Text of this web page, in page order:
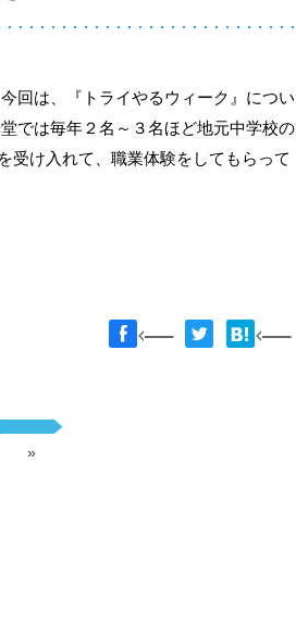
回は、『トライやるウィーク』につい
では毎年２名～３名ほど地元中学校の
受け入れて、職業体験をしてもらって
»